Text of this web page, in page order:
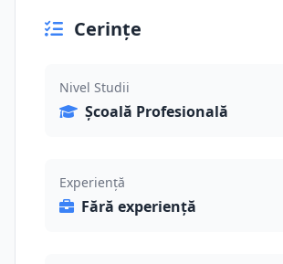
Cerințe
Nivel Studii
Școală Profesională
Experiență
Fără experiență